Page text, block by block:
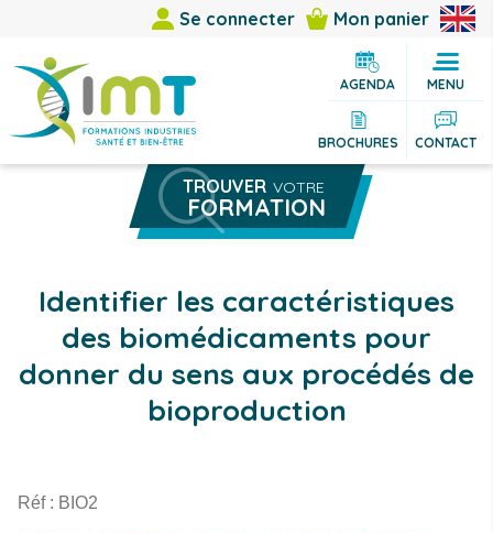
Se connecter Mon panier
MENU
AGENDA
BROCHURES CONTACT
TROUVER VOTRE
FORMATION
Rechercher une formation
Vous cherchez
Thème
Identifier les caractéristiques
des biomédicaments pour
donner du sens aux procédés de
bioproduction
Réf : BIO2